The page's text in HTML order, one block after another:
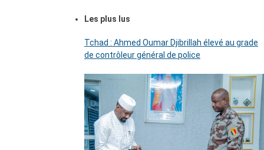
Les plus lus
Tchad : Ahmed Oumar Djibrillah élevé au grade
de contrôleur général de police